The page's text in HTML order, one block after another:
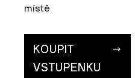
místě
KOUPIT
VSTUPENKU